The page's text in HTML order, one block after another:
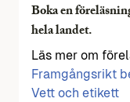
Boka en
hela landet.
Läs mer om
Framgångsrikt
Vett och etikett